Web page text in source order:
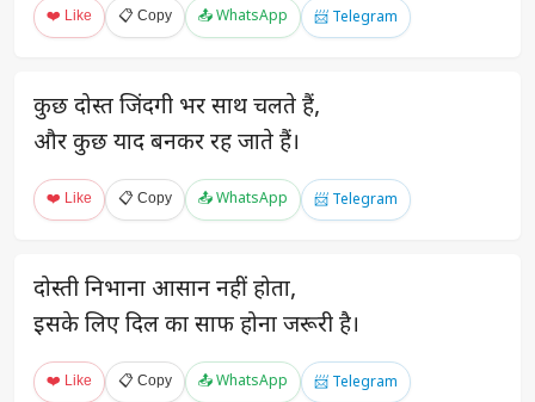
❤️ Like 📋 Copy 📤 WhatsApp 📨 Telegram
कुछ दोस्त जिंदगी भर साथ चलते हैं,
और कुछ याद बनकर रह जाते हैं।
❤️ Like 📋 Copy 📤 WhatsApp 📨 Telegram
दोस्ती निभाना आसान नहीं होता,
इसके लिए दिल का साफ होना जरूरी है।
❤️ Like 📋 Copy 📤 WhatsApp 📨 Telegram